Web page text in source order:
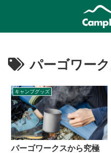
パーゴワー
キャンプグッズ
パーゴワークスから究極